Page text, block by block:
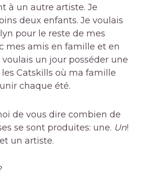
à un autre artiste. Je
deux enfants. Je voulais
pour le reste de mes
mes amis en famille et en
voulais un jour posséder une
Catskills où ma famille
chaque été.
de vous dire combien de
se sont produites: une. Un!
un artiste.